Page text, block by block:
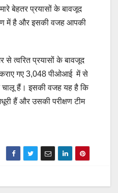
बेहतर प्रयासों के बावजूद
में है और इसकी वजह आपकी
त्वरित प्रयासों के बावजूद
गए 3,048 पीओआई में से
चालू हैं। इसकी वजह यह है कि
हैं और उसकी परीक्षण टीम